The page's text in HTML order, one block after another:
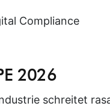
Compliance
2026
schreitet